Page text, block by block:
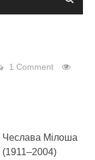
1 Comment
Чеслава Мілоша
(1911–2004)